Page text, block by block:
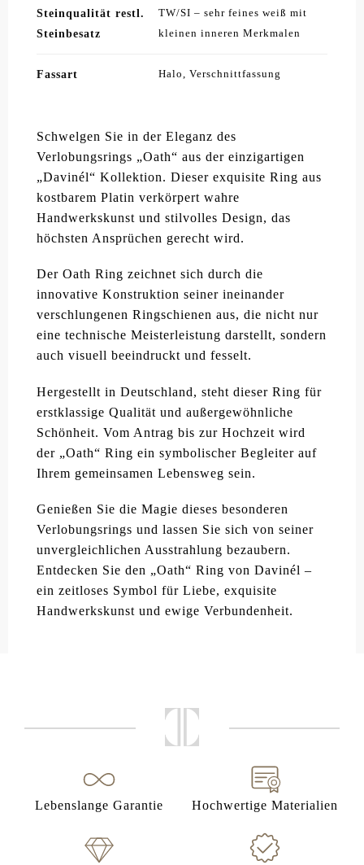
Steinqualität restl.
Steinbesatz
TW/SI – sehr feines weiß mit
kleinen inneren Merkmalen
Fassart Halo, Verschnittfassung
Schwelgen Sie in der Eleganz des
Verlobungsrings „Oath“ aus der einzigartigen
„Davinél“ Kollektion. Dieser exquisite Ring aus
kostbarem Platin verkörpert wahre
Handwerkskunst und stilvolles Design, das
höchsten Ansprüchen gerecht wird.
Der Oath Ring zeichnet sich durch die
innovative Konstruktion seiner ineinander
verschlungenen Ringschienen aus, die nicht nur
eine technische Meisterleistung darstellt, sondern
auch visuell beeindruckt und fesselt.
Hergestellt in Deutschland, steht dieser Ring für
erstklassige Qualität und außergewöhnliche
Schönheit. Vom Antrag bis zur Hochzeit wird
der „Oath“ Ring ein symbolischer Begleiter auf
Ihrem gemeinsamen Lebensweg sein.
Genießen Sie die Magie dieses besonderen
Verlobungsrings und lassen Sie sich von seiner
unvergleichlichen Ausstrahlung bezaubern.
Entdecken Sie den „Oath“ Ring von Davinél –
ein zeitloses Symbol für Liebe, exquisite
Handwerkskunst und ewige Verbundenheit.
Lebenslange Garantie Hochwertige Materialien